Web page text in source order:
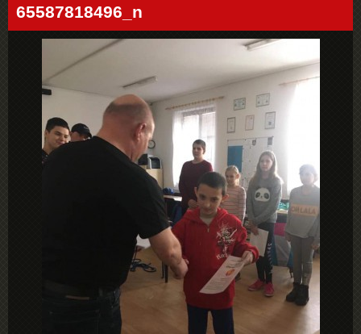
65587818496_n